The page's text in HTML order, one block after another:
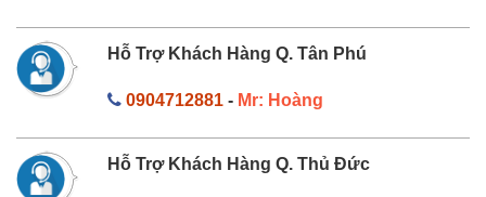
Hỗ Trợ Khách Hàng Q. Tân Phú
0904712881- Mr: Hoàng
Hỗ Trợ Khách Hàng Q. Thủ Đức